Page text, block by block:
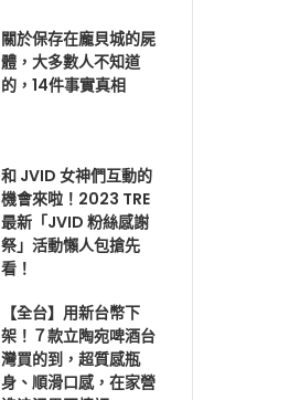
關於保存在龐貝城的屍
體，大多數人不知道
的，14件事實真相
和 JVID 女神們互動的
機會來啦！2023 TRE
最新「JVID 粉絲感謝
祭」活動懶人包搶先
看！
【全台】用新台幣下
架！７款立陶宛啤酒台
灣買的到，超質感瓶
身、順滑口感，在家營